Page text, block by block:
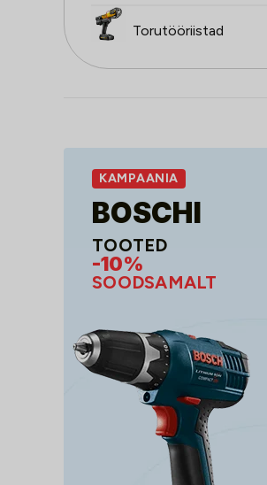
Torutööriistad
KAMPAANIA
BOSCHI
TOOTED
-10%
SOODSAMALT